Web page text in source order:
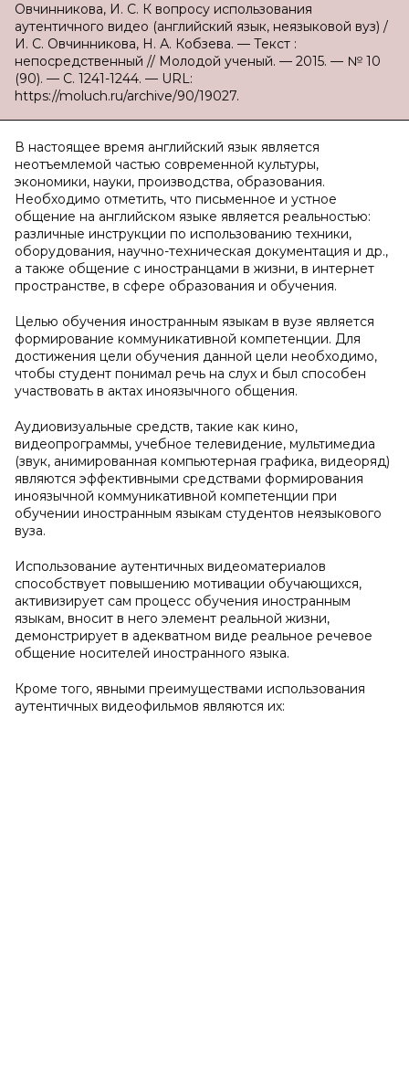
Овчинникова, И. С. К вопросу использования
аутентичного видео (английский язык, неязыковой вуз) /
И. С. Овчинникова, Н. А. Кобзева. — Текст :
непосредственный // Молодой ученый. — 2015. — № 10
(90). — С. 1241-1244. — URL:
https://moluch.ru/archive/90/19027.
В настоящее время английский язык является
неотъемлемой частью современной культуры,
экономики, науки, производства, образования.
Необходимо отметить, что письменное и устное
общение на английском языке является реальностью:
различные инструкции по использованию техники,
оборудования, научно-техническая документация и др.,
а также общение с иностранцами в жизни, в интернет
пространстве, в сфере образования и обучения.
Целью обучения иностранным языкам в вузе является
формирование коммуникативной компетенции. Для
достижения цели обучения данной цели необходимо,
чтобы студент понимал речь на слух и был способен
участвовать в актах иноязычного общения.
Аудиовизуальные средств, такие как кино,
видеопрограммы, учебное телевидение, мультимедиа
(звук, анимированная компьютерная графика, видеоряд)
являются эффективными средствами формирования
иноязычной коммуникативной компетенции при
обучении иностранным языкам студентов неязыкового
вуза.
Использование аутентичных видеоматериалов
способствует повышению мотивации обучающихся,
активизирует сам процесс обучения иностранным
языкам, вносит в него элемент реальной жизни,
демонстрирует в адекватном виде реальное речевое
общение носителей иностранного языка.
Кроме того, явными преимуществами использования
аутентичных видеофильмов являются их: